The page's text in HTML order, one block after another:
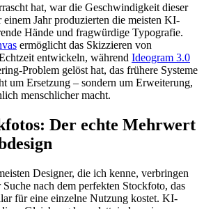
hat, war die Geschwindigkeit dieser
Jahr produzierten die meisten KI-
Hände und fragwürdige Typografie.
ermöglicht das Skizzieren von
entwickeln, während Ideogram 3.0
Problem gelöst hat, das frühere Systeme
um Ersetzung – sondern um Erweiterung,
menschlicher macht.
Der echte Mehrwert
Designer, die ich kenne, verbringen
nach dem perfekten Stockfoto, das
für eine einzelne Nutzung kostet. KI-